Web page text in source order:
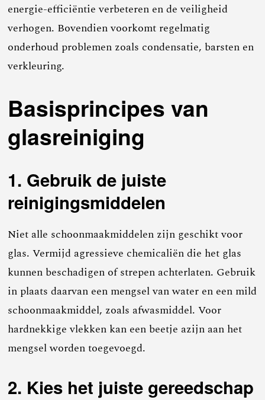
energie-efficiëntie verbeteren en de veiligheid
verhogen. Bovendien voorkomt regelmatig
onderhoud problemen zoals condensatie, barsten en
verkleuring.
Basisprincipes van
glasreiniging
1. Gebruik de juiste
reinigingsmiddelen
Niet alle schoonmaakmiddelen zijn geschikt voor
glas. Vermijd agressieve chemicaliën die het glas
kunnen beschadigen of strepen achterlaten. Gebruik
in plaats daarvan een mengsel van water en een mild
schoonmaakmiddel, zoals afwasmiddel. Voor
hardnekkige vlekken kan een beetje azijn aan het
mengsel worden toegevoegd.
2. Kies het juiste gereedschap